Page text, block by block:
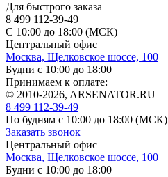
Для быстрого заказа
8 499 112-39-49
С 10:00 до 18:00 (МСК)
Центральный офис
Москва, Щелковское шоссе, 100
Будни с 10:00 до 18:00
Принимаем к оплате:
© 2010-2026, ARSENATOR.RU
8 499 112-39-49
По будням с 10:00 до 18:00 (МСК)
Заказать звонок
Центральный офис
Москва, Щелковское шоссе, 100
Будни с 10:00 до 18:00